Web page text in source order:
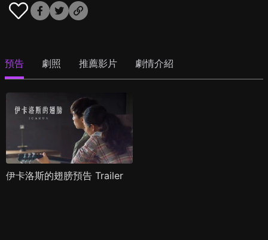
預告 劇照 推薦影片 劇情介紹
伊卡洛斯的翅膀預告 Trailer